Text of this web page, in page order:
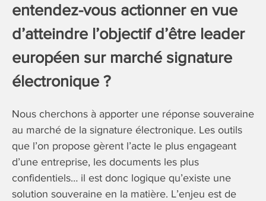
entendez-vous actionner en vue
d’atteindre l’objectif d’être leader
européen sur marché signature
électronique ?
Nous cherchons à apporter une réponse souveraine
au marché de la signature électronique. Les outils
que l’on propose gèrent l’acte le plus engageant
d’une entreprise, les documents les plus
confidentiels… il est donc logique qu’existe une
solution souveraine en la matière. L’enjeu est de